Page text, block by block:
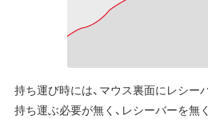
持ち運び時には、マウス裏面にレシー
持ち運ぶ必要が無く、レシーバーを無